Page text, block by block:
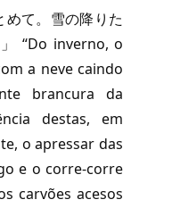
て。雪の降りた
“Do inverno, o
a neve caindo
brancura da
destas, em
o apressar das
e o corre-corre
carvões acesos